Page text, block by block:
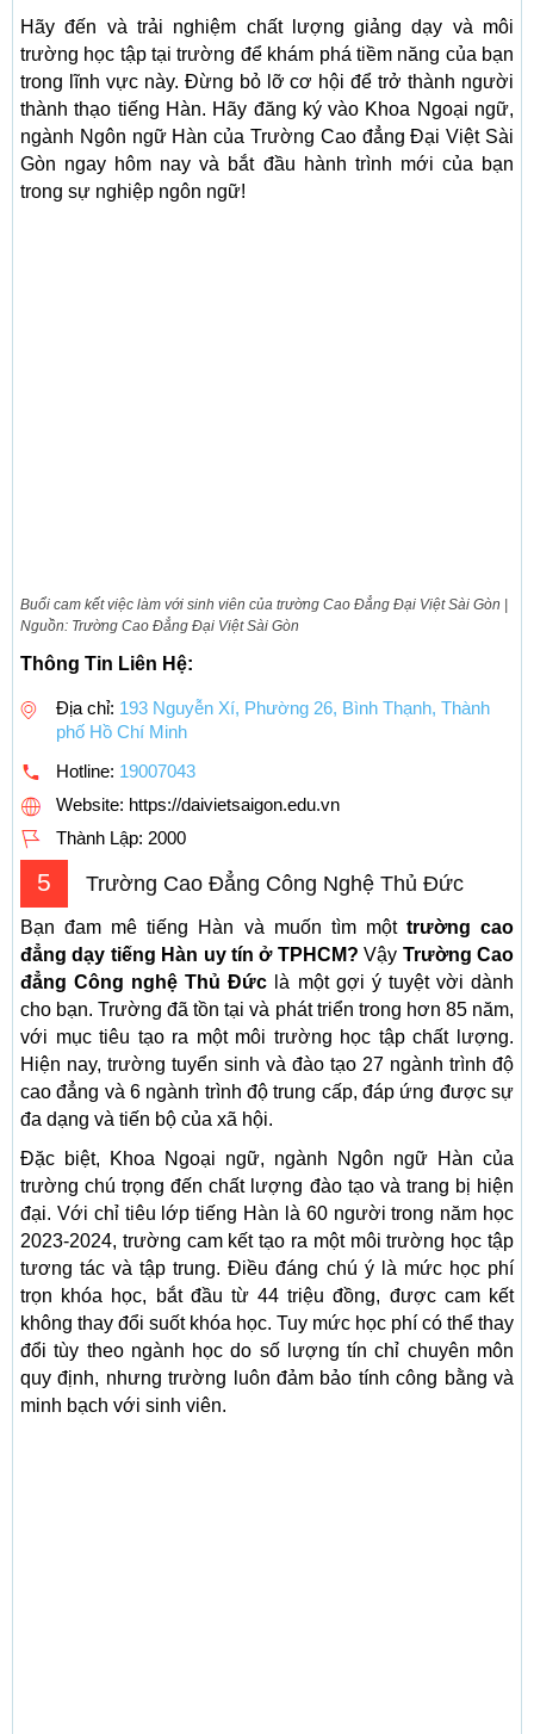
Hãy đến và trải nghiệm chất lượng giảng dạy và môi
trường học tập tại trường để khám phá tiềm năng của bạn
trong lĩnh vực này. Đừng bỏ lỡ cơ hội để trở thành người
thành thạo tiếng Hàn. Hãy đăng ký vào Khoa Ngoại ngữ,
ngành Ngôn ngữ Hàn của Trường Cao đẳng Đại Việt Sài
Gòn ngay hôm nay và bắt đầu hành trình mới của bạn
trong sự nghiệp ngôn ngữ!
Buổi cam kết việc làm với sinh viên của trường Cao Đẳng Đại Việt Sài Gòn |
Nguồn: Trường Cao Đẳng Đại Việt Sài Gòn
Thông Tin Liên Hệ:
Địa chỉ: 193 Nguyễn Xí, Phường 26, Bình Thạnh, Thành
phố Hồ Chí Minh
Hotline: 19007043
Website: https://daivietsaigon.edu.vn
Thành Lập: 2000
5 Trường Cao Đẳng Công Nghệ Thủ Đức
Bạn đam mê tiếng Hàn và muốn tìm một trường cao
đẳng dạy tiếng Hàn uy tín ở TPHCM? Vậy Trường Cao
đẳng Công nghệ Thủ Đức là một gợi ý tuyệt vời dành
cho bạn. Trường đã tồn tại và phát triển trong hơn 85 năm,
với mục tiêu tạo ra một môi trường học tập chất lượng.
Hiện nay, trường tuyển sinh và đào tạo 27 ngành trình độ
cao đẳng và 6 ngành trình độ trung cấp, đáp ứng được sự
đa dạng và tiến bộ của xã hội.
Đặc biệt, Khoa Ngoại ngữ, ngành Ngôn ngữ Hàn của
trường chú trọng đến chất lượng đào tạo và trang bị hiện
đại. Với chỉ tiêu lớp tiếng Hàn là 60 người trong năm học
2023-2024, trường cam kết tạo ra một môi trường học tập
tương tác và tập trung. Điều đáng chú ý là mức học phí
trọn khóa học, bắt đầu từ 44 triệu đồng, được cam kết
không thay đổi suốt khóa học. Tuy mức học phí có thể thay
đổi tùy theo ngành học do số lượng tín chỉ chuyên môn
quy định, nhưng trường luôn đảm bảo tính công bằng và
minh bạch với sinh viên.